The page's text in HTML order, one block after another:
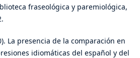
fraseológica y paremiológica,
La presencia de la comparación en
idiomáticas del español y del